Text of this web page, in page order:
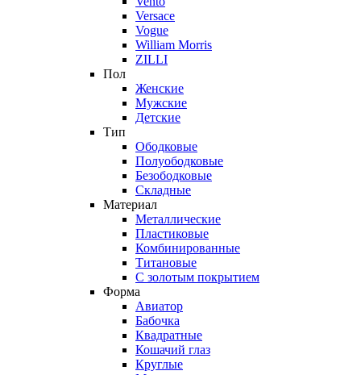
Versace
Vogue
William Morris
ZILLI
Пол
Женские
Мужские
Детские
Тип
Ободковые
Полуободковые
Безободковые
Складные
Материал
Металлические
Пластиковые
Комбинированные
Титановые
С золотым покрытием
Форма
Авиатор
Бабочка
Квадратные
Кошачий глаз
Круглые